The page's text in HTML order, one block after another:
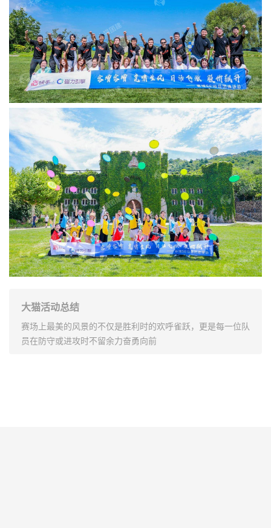
大猫活动总结
赛场上最美的风景的不仅是胜利时的欢呼雀跃，更是每一位队
员在防守或进攻时不留余力奋勇向前